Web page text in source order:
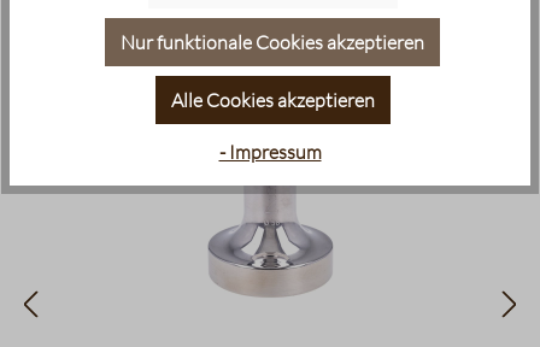
Produktgalerie überspringen
Nur funktionale Cookies akzeptieren
Alle Cookies akzeptieren
- Impressum